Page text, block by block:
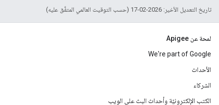
تاريخ التعديل الأخير: 2026-02-17 (حسب التوقيت العالمي المتفَّق عليه)
لمحة عن Apigee
We're part of Google
الأحداث
الشركاء
الكتب الإلكترونيّة وأحداث البث على الويب